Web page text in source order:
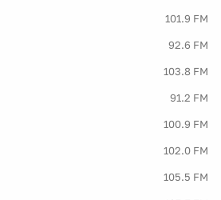
101.9 FM
92.6 FM
103.8 FM
91.2 FM
100.9 FM
102.0 FM
105.5 FM